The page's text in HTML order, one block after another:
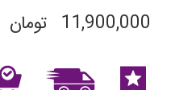
11,900,000 تومان